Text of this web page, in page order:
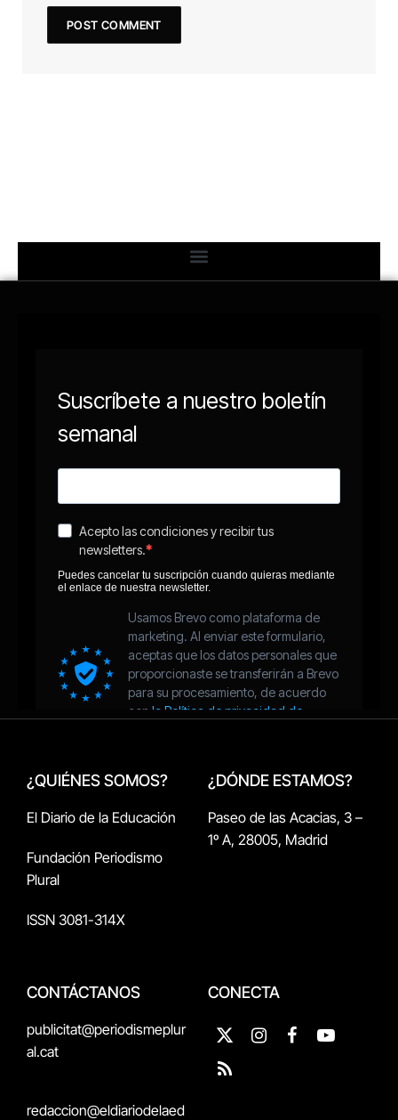
¿QUIÉNES SOMOS?
El Diario de la Educación
Fundación Periodismo
Plural
ISSN 3081-314X
¿DÓNDE ESTAMOS?
Paseo de las Acacias, 3 –
1º A, 28005, Madrid
CONTÁCTANOS
publicitat@periodismeplur
al.cat
redaccion@eldiariodelaed
CONECTA
X
(Twitter)
InstagramFacebookYouTube
RSS